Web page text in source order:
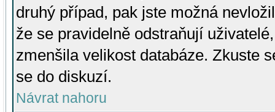
druhý případ, pak jste možná
že se pravidelně odstraňují
zmenšila velikost databáze. Zkuste
se do diskuzí.
Návrat nahoru